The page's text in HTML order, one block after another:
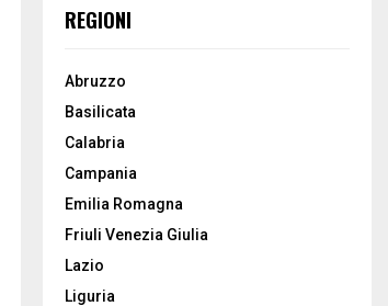
REGIONI
Abruzzo
Basilicata
Calabria
Campania
Emilia Romagna
Friuli Venezia Giulia
Lazio
Liguria